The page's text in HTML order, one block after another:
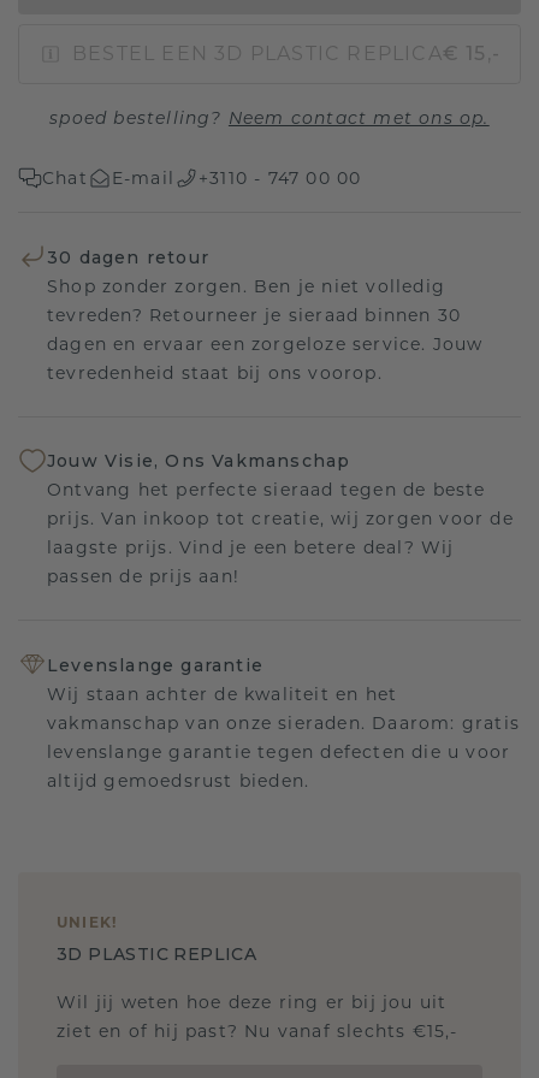
BESTEL EEN 3D PLASTIC REPLICA€ 15,-
spoed bestelling? Neem contact met ons op.
Chat E-mail +3110 - 747 00 00
30 dagen retour
Shop zonder zorgen. Ben je niet volledig
tevreden? Retourneer je sieraad binnen 30
dagen en ervaar een zorgeloze service. Jouw
tevredenheid staat bij ons voorop.
Jouw Visie, Ons Vakmanschap
Ontvang het perfecte sieraad tegen de beste
prijs. Van inkoop tot creatie, wij zorgen voor de
laagste prijs. Vind je een betere deal? Wij
passen de prijs aan!
Levenslange garantie
Wij staan achter de kwaliteit en het
vakmanschap van onze sieraden. Daarom: gratis
levenslange garantie tegen defecten die u voor
altijd gemoedsrust bieden.
UNIEK!
3D PLASTIC REPLICA
Wil jij weten hoe deze ring er bij jou uit
ziet en of hij past? Nu vanaf slechts €15,-